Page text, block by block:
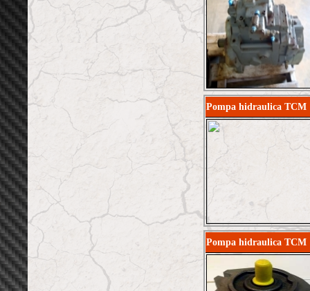
Pompa hidraulica TCM
Pompa hidraulica TCM